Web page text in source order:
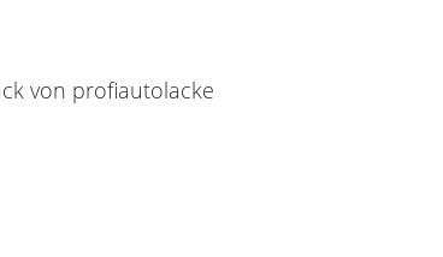
von profiautolacke